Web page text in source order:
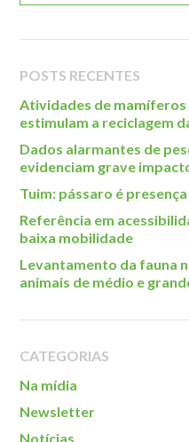
Inclusão Social
Notícias
Na mídia
Contato
Contato
Como chegar
Perguntas frequentes
Localização
POSTS RECENTES
Atividades de mamíferos
estimulam a reciclagem
Dados alarmantes de
evidenciam grave
Tuim: pássaro é
Referência em
baixa mobilidade
Levantamento da fauna
animais de médio e
CATEGORIAS
Na mídia
Newsletter
Notícias